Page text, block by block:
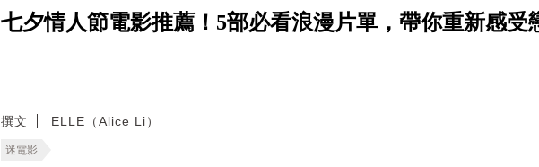
七夕情人節電影推薦！5部必看浪漫片單，帶你重新感受
撰文 ELLE（Alice Li）
迷電影